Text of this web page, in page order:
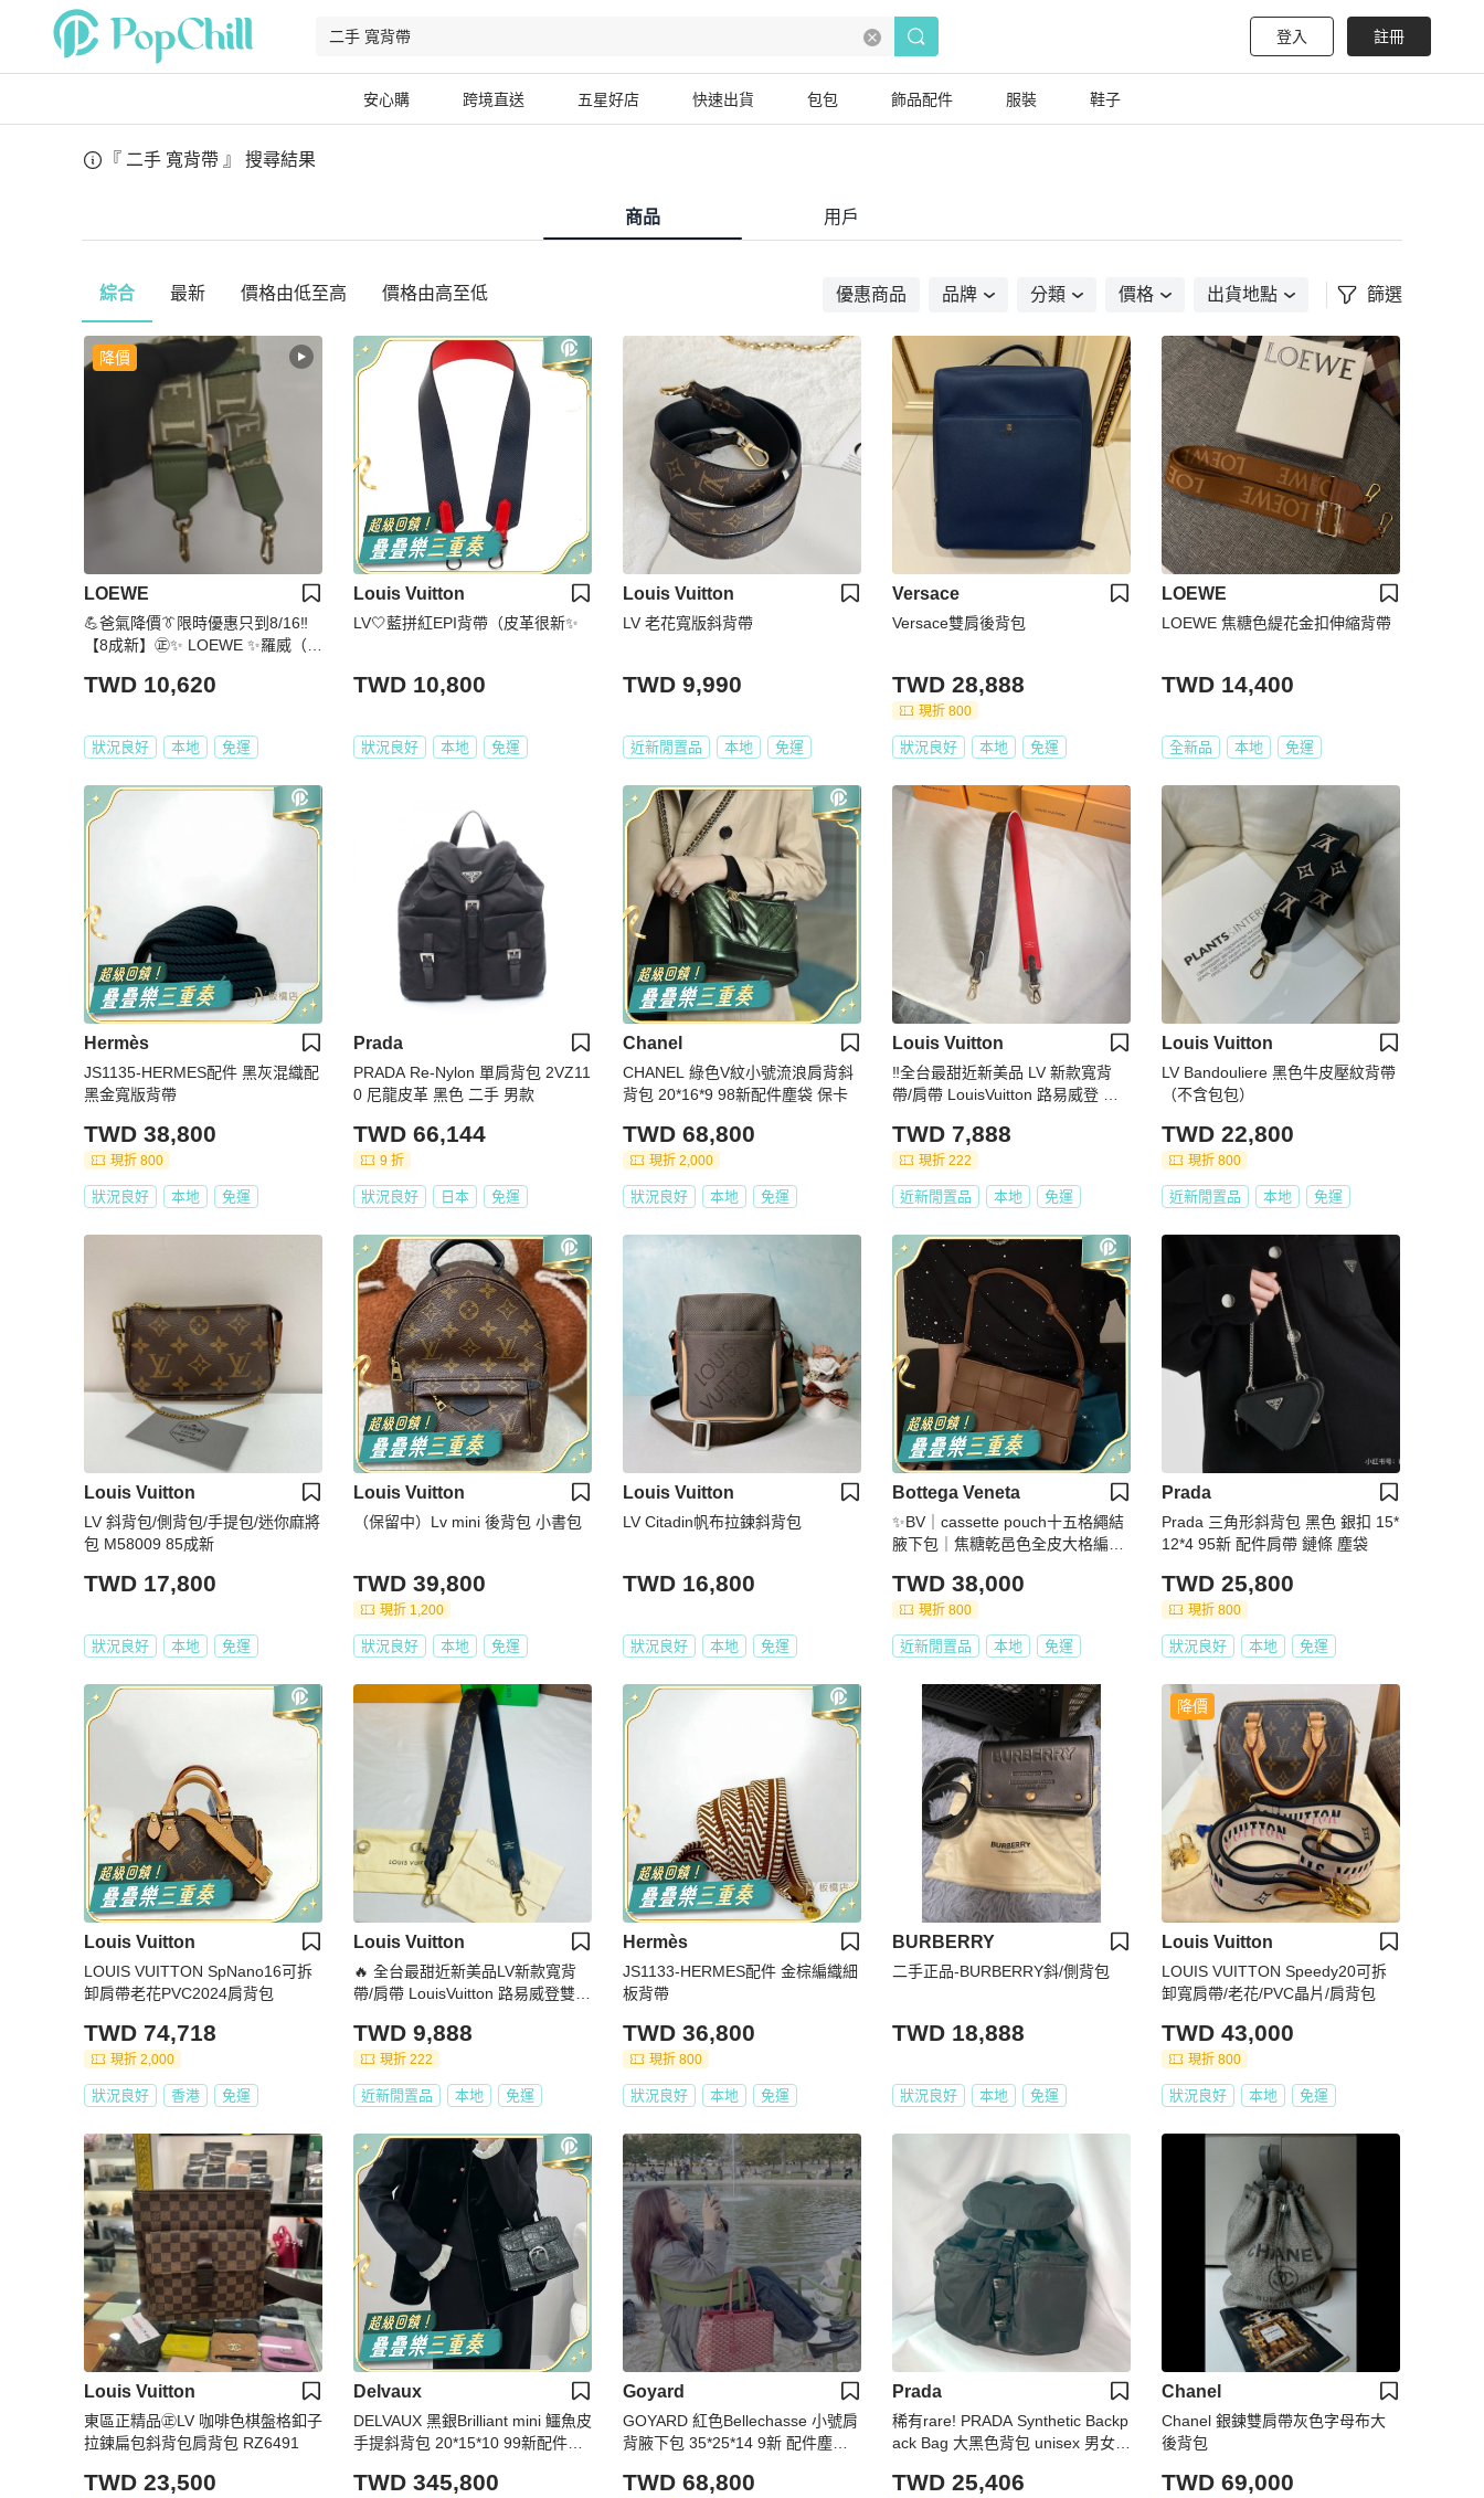
登入 註冊
安心購 跨境直送 五星好店 快速出貨 包包 飾品配件 服裝 鞋子
『 二手 寬背帶 』 搜尋結果
商品 用戶
綜合 最新 價格由低至高 價格由高至低 優惠商品 品牌 分類 價格 出貨地點 篩選
降價
LOEWE
💪爸氣降價👔限時優惠只到8/16‼️
【8成新】㊣✨ LOEWE ✨羅威（附
寬版 背帶 寬背帶🌳二手樹屋🌳
TWD 10,620
狀況良好 本地 免運
Louis Vuitton
LV🤍藍拼紅EPI背帶（皮革很新✨
TWD 10,800
狀況良好 本地 免運
Louis Vuitton
LV 老花寬版斜背帶
TWD 9,990
近新閒置品 本地 免運
Versace
Versace雙肩後背包
TWD 28,888
現折 800
狀況良好 本地 免運
LOEWE
LOEWE 焦糖色緹花金扣伸縮背帶
TWD 14,400
全新品 本地 免運
Hermès
JS1135-HERMES配件 黑灰混織配
黑金寬版背帶
TWD 38,800
現折 800
狀況良好 本地 免運
Prada
PRADA Re-Nylon 單肩背包 2VZ11
0 尼龍皮革 黑色 二手 男款
TWD 66,144
9 折
狀況良好 日本 免運
Chanel
CHANEL 綠色V紋小號流浪肩背斜
背包 20*16*9 98新配件塵袋 保卡
TWD 68,800
現折 2,000
狀況良好 本地 免運
Louis Vuitton
‼️全台最甜近新美品 LV 新款寬背
帶/肩帶 LouisVuitton 路易威登 雙
TWD 7,888
現折 222
近新閒置品 本地 免運
Louis Vuitton
LV Bandouliere 黑色牛皮壓紋背帶
（不含包包）
TWD 22,800
現折 800
近新閒置品 本地 免運
Louis Vuitton
LV 斜背包/側背包/手提包/迷你麻將
包 M58009 85成新
TWD 17,800
狀況良好 本地 免運
Louis Vuitton
（保留中）Lv mini 後背包 小書包
TWD 39,800
現折 1,200
狀況良好 本地 免運
Louis Vuitton
LV Citadin帆布拉鍊斜背包
TWD 16,800
狀況良好 本地 免運
Bottega Veneta
✨BV｜cassette pouch十五格繩結
腋下包｜焦糖乾邑色全皮大格編織
TWD 38,000
現折 800
近新閒置品 本地 免運
Prada
Prada 三角形斜背包 黑色 銀扣 15*
12*4 95新 配件肩帶 鏈條 塵袋
TWD 25,800
現折 800
狀況良好 本地 免運
Louis Vuitton
LOUIS VUITTON SpNano16可拆
卸肩帶老花PVC2024肩背包
TWD 74,718
現折 2,000
狀況良好 香港 免運
Louis Vuitton
🔥 全台最甜近新美品LV新款寬背
帶/肩帶 LouisVuitton 路易威登雙面
TWD 9,888
現折 222
近新閒置品 本地 免運
Hermès
JS1133-HERMES配件 金棕編織細
板背帶
TWD 36,800
現折 800
狀況良好 本地 免運
BURBERRY
二手正品-BURBERRY斜/側背包
TWD 18,888
狀況良好 本地 免運
降價
Louis Vuitton
LOUIS VUITTON Speedy20可拆
卸寬肩帶/老花/PVC晶片/肩背包
TWD 43,000
現折 800
狀況良好 本地 免運
Louis Vuitton
東區正精品㊣LV 咖啡色棋盤格釦子
拉鍊扁包斜背包肩背包 RZ6491
TWD 23,500
Delvaux
DELVAUX 黑銀Brilliant mini 鱷魚皮
手提斜背包 20*15*10 99新配件塵
TWD 345,800
Goyard
GOYARD 紅色Bellechasse 小號肩
背腋下包 35*25*14 9新 配件塵袋
TWD 68,800
Prada
稀有rare! PRADA Synthetic Backp
ack Bag 大黑色背包 unisex 男女通
TWD 25,406
Chanel
Chanel 銀鍊雙肩帶灰色字母布大
後背包
TWD 69,000